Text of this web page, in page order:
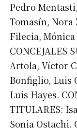
Pedro
Tomasín, Nora
Filecia,
CONCEJALES
Artola, Víctor
Bonfiglio, Luis
Luis Hayes.
TITULARES:
Sonia Ostachi.